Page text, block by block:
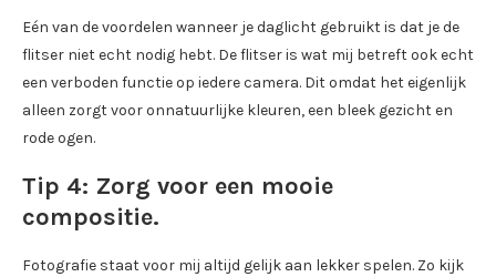
Eén van de voordelen wanneer je daglicht gebruikt is dat je de
flitser niet echt nodig hebt. De flitser is wat mij betreft ook echt
een verboden functie op iedere camera. Dit omdat het eigenlijk
alleen zorgt voor onnatuurlijke kleuren, een bleek gezicht en
rode ogen.
Tip 4: Zorg voor een mooie
compositie.
Fotografie staat voor mij altijd gelijk aan lekker spelen. Zo kijk